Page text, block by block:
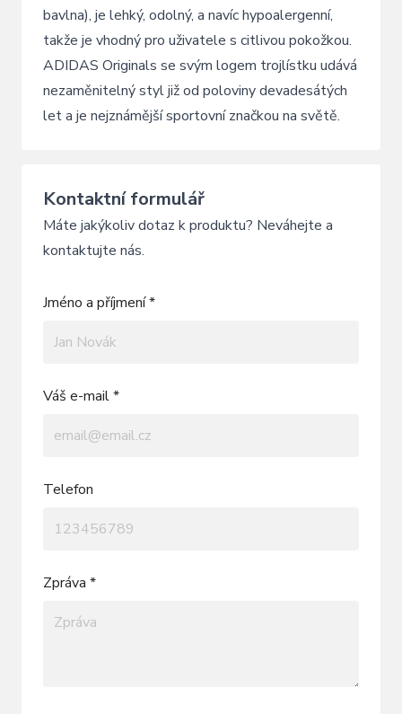
bavlna), je lehký, odolný, a navíc hypoalergenní,
takže je vhodný pro uživatele s citlivou pokožkou.
ADIDAS Originals se svým logem trojlístku udává
nezaměnitelný styl již od poloviny devadesátých
let a je nejznámější sportovní značkou na světě.
Kontaktní formulář
Máte jakýkoliv dotaz k produktu? Neváhejte a
kontaktujte nás.
Jméno a příjmení *
Váš e-mail *
Telefon
Zpráva *